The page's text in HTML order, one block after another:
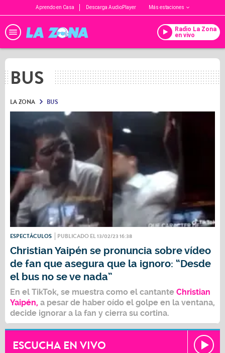
Aprendo en Casa Descarga AudioPlayer Más estaciones
Radio La Zona
en vivo
BUS
LA ZONA BUS
ESPECTÁCULOS PUBLICADO EL 13/02/23 16:38
Christian Yaipén se pronuncia sobre vídeo
de fan que asegura que la ignoro: “Desde
el bus no se ve nada”
En el TikTok, se muestra como el cantante Christian
Yaipén, a pesar de haber oído el golpe en la ventana,
decide ignorar a la fan y cierra su cortina.
ESCUCHA EN VIVO